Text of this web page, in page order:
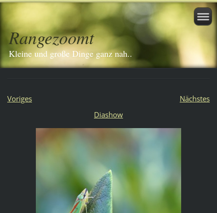
Rangezoomt
Kleine und große Dinge ganz nah..
Voriges
Nächstes
Diashow